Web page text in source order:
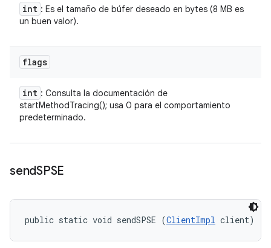
int : Es el tamaño de búfer deseado en bytes (8 MB es
un buen valor).
flags
int : Consulta la documentación de
startMethodTracing(); usa 0 para el comportamiento
predeterminado.
sendSPSE
public static void sendSPSE (ClientImpl client)